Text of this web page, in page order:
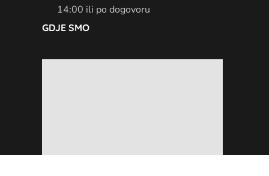
14:00 ili po dogovoru
GDJE SMO